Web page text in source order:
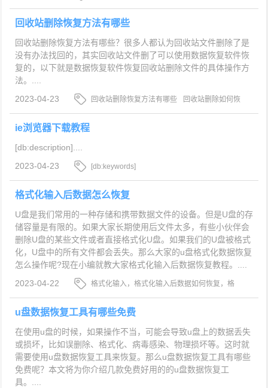
格式化的区别是什么，快速格式化和完全格式化对
比
回收站删除恢复方法有哪些
回收站删除恢复方法有哪些？很多人都认为回收站文件删除了是
没有办法找回的，其实回收站文件删了可以使用数据恢复软件恢
复的，以下就是数据恢复软件恢复回收站删除文件的具体操作方
法。....
2023-04-23
回收站删除恢复方法有哪些
回收站删除如何恢
复
回收站删除恢复
ie浏览器下载教程
[db:description]....
2023-04-23
[db:keywords]
格式化输入后数据怎么恢复
U盘是我们常用的一种存储和携带数据文件的设备。但是U盘的存
储容量是有限的。如果大家长期使用后文件太多，有些小伙伴会
删除U盘的某些文件或者直接格式化U盘。如果我们的U盘被格式
化，U盘中的所有文件都会丢失。那么大家的u盘格式化数据恢复
怎么操作呢?现在小编就教大家格式化输入后数据恢复教程。....
2023-04-22
格式化输入，格式化输入后数据如何恢复，格
式化输入后数据恢复教程
u盘数据恢复工具有哪些免费
在使用u盘的时候，如果操作不当，可能会导致u盘上的数据丢失
或损坏，比如误删除、格式化、病毒感染、物理损坏等。这时就
需要使用u盘数据恢复工具来恢复。那么u盘数据恢复工具有哪些
免费呢？本文将为你介绍几款免费好用的的u盘数据恢复工
具。....